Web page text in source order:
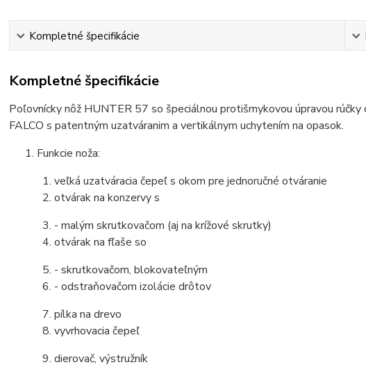
Kompletné špecifikácie
Kompletné špecifikácie
Poľovnícky nôž HUNTER 57 so špeciálnou protišmykovou úpravou
FALCO s patentným uzatváranim a vertikálnym uchytením na opasok.
Funkcie noža:
1. veľká uzatváracia čepeľ s okom pre jednoručné otváranie
2. otvárak na konzervy s
3. - malým skrutkovačom (aj na krížové skrutky)
4. otvárak na fľaše so
5. - skrutkovačom, blokovateľným
6. - odstraňovačom izolácie drôtov
7. pílka na drevo
8. vyvrhovacia čepeľ
9. dierovač, výstružník